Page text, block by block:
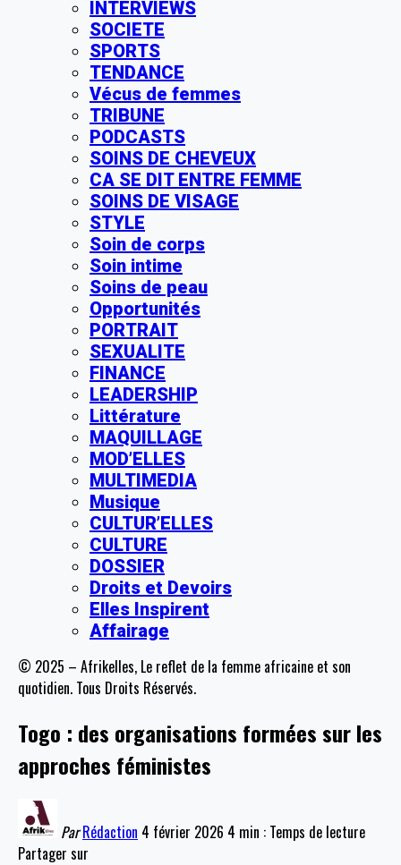
INTERVIEWS
SOCIETE
SPORTS
TENDANCE
Vécus de femmes
TRIBUNE
PODCASTS
SOINS DE CHEVEUX
CA SE DIT ENTRE FEMME
SOINS DE VISAGE
STYLE
Soin de corps
Soin intime
Soins de peau
Opportunités
PORTRAIT
SEXUALITE
FINANCE
LEADERSHIP
Littérature
MAQUILLAGE
MOD’ELLES
MULTIMEDIA
Musique
CULTUR’ELLES
CULTURE
DOSSIER
Droits et Devoirs
Elles Inspirent
Affairage
© 2025 – Afrikelles, Le reflet de la femme africaine et son
quotidien. Tous Droits Réservés.
Togo : des organisations formées sur les
approches féministes
Par Rédaction 4 février 2026 4 min : Temps de lecture
Partager sur